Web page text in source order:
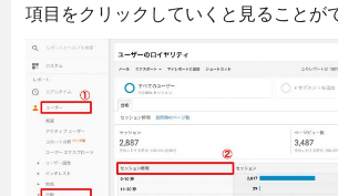
項目をクリックしていくと見ることが